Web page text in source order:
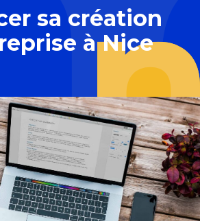
sa création
à Nice